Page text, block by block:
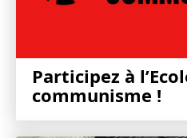
Participez à
communisme !